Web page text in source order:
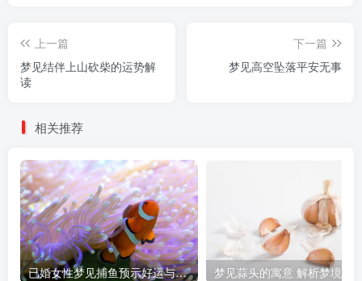
上一篇
梦见结伴上山砍柴的运势解
读
下一篇
梦见高空坠落平安无事
相关推荐
已婚女性梦见捕鱼预示好运与家庭幸福